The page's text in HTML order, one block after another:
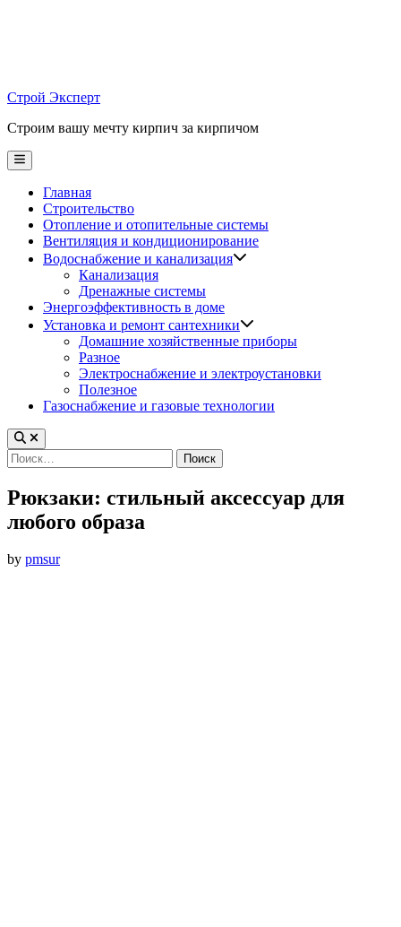
Строй Эксперт
Строим вашу мечту кирпич за кирпичом
Main
Menu
Главная
Строительство
Отопление и отопительные системы
Вентиляция и кондиционирование
Водоснабжение и канализация
Канализация
Дренажные системы
Энергоэффективность в доме
Установка и ремонт сантехники
Домашние хозяйственные приборы
Разное
Электроснабжение и электроустановки
Полезное
Газоснабжение и газовые технологии
Найти:
Рюкзаки: стильный аксессуар для
любого образа
by pmsur